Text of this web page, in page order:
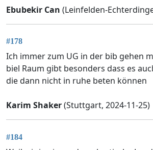
Ebubekir Can (Leinfelden-
#178
Ich immer zum UG in der bib gehen
biel Raum gibt besonders dass es
die dann nicht in ruhe beten können
Karim Shaker(Stuttgart, 2024-11-25)
#184